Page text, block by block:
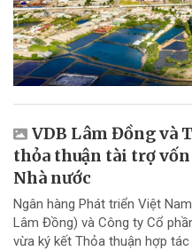
VDB Lâm Đồng và
thỏa thuận tài trợ
Nhà nước
Ngân hàng Phát triển Việt
Lâm Đồng) và Công ty Cổ
vừa ký kết Thỏa thuận hợp